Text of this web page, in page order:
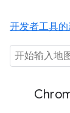
开发者工具